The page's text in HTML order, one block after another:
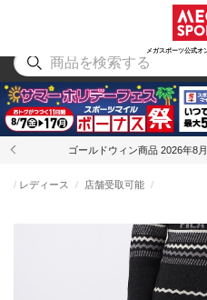
メガスポーツ公式オ
アウトドア
ゴールドウィン商品 2026年8
レディース 店舗受取可能